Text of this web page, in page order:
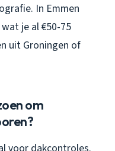
In Emmen
je al €50-75
uit Groningen of
om